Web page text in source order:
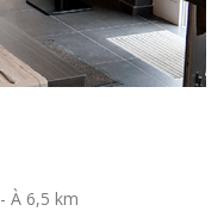
- À 6,5 km